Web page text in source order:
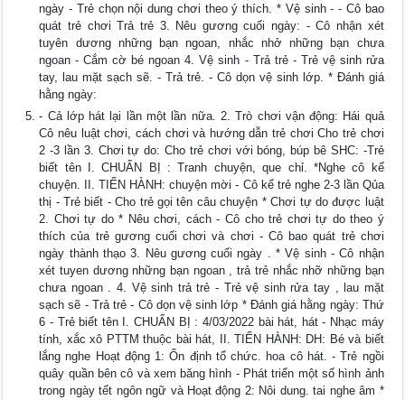
ngày - Trẻ chọn nội dung chơi theo ý thích. * Vệ sinh - - Cô bao
quát trẻ chơi Trả trẻ 3. Nêu gương cuối ngày: - Cô nhận xét
tuyên dương những bạn ngoan, nhắc nhở những bạn chưa
ngoan - Cắm cờ bé ngoan 4. Vệ sinh - Trả trẻ - Trẻ vệ sinh rửa
tay, lau mặt sạch sẽ. - Trả trẻ. - Cô dọn vệ sinh lớp. * Đánh giá
hằng ngày:
- Cả lớp hát lại lần một lần nữa. 2. Trò chơi vận động: Hái quả
Cô nêu luật chơi, cách chơi và hướng dẫn trẻ chơi Cho trẻ chơi
2 -3 lần 3. Chơi tự do: Cho trẻ chơi với bóng, búp bê SHC: -Trẻ
biết tên I. CHUẨN BỊ : Tranh chuyện, que chỉ. *Nghe cô kể
chuyện. II. TIẾN HÀNH: chuyện mời - Cô kể trẻ nghe 2-3 lần Qủa
thị - Trẻ biết - Cho trẻ gọi tên câu chuyện * Chơi tự do được luật
2. Chơi tự do * Nêu chơi, cách - Cô cho trẻ chơi tự do theo ý
thích của trẻ gương cuối chơi và chơi - Cô bao quát trẻ chơi
ngày thành thạo 3. Nêu gương cuối ngày . * Vệ sinh - Cô nhận
xét tuyen dương những bạn ngoan , trả trẻ nhắc nhỡ những bạn
chưa ngoan . 4. Vệ sinh trả trẻ - Trẻ vệ sinh rửa tay , lau mặt
sạch sẽ - Trả trẻ - Cô dọn vệ sinh lớp * Đánh giá hằng ngày: Thứ
6 - Trẻ biết tên I. CHUẨN BỊ : 4/03/2022 bài hát, hát - Nhạc máy
tính, xắc xô PTTM thuộc bài hát, II. TIẾN HÀNH: DH: Bé và biết
lắng nghe Hoạt động 1: Ổn định tổ chức. hoa cô hát. - Trẻ ngồi
quây quần bên cô và xem băng hình - Phát triển một số hình ảnh
trong ngày tết ngôn ngữ và Hoạt động 2: Nôi dung. tai nghe âm *